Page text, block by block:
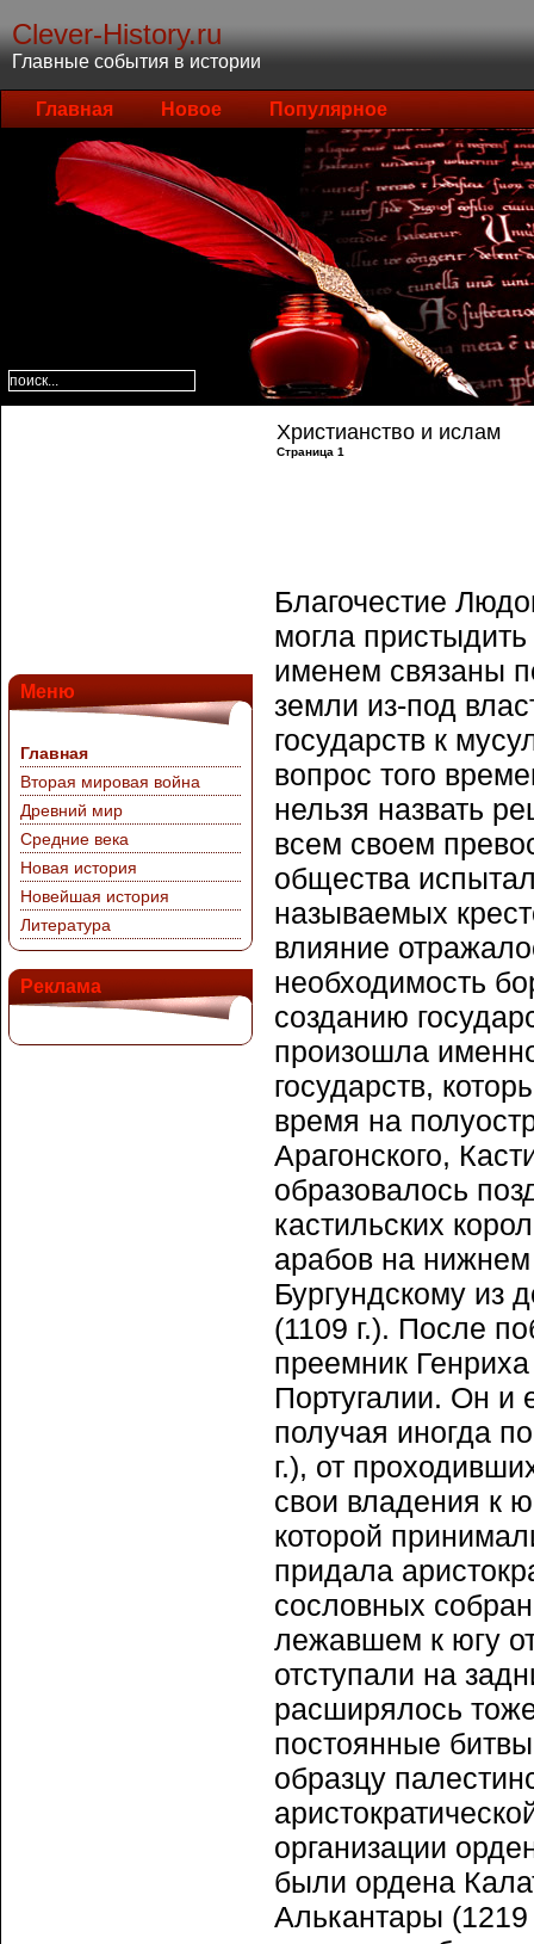
Clever-History.ru
Главные события в истории
Главная Новое Популярное
Меню
Главная
Вторая мировая война
Древний мир
Средние века
Новая история
Новейшая история
Литература
Реклама
Христианство и ислам
Страница 1
Благочестие
могла
именем связаны
земли из-под
государств к
вопрос того
нельзя назвать
всем своем
общества
называемых
влияние
необходимость
созданию
произошла
государств,
время на
Арагонского,
образовалось
кастильских
арабов на
Бургундскому из
(1109 г.). После
преемник
Португалии. Он и
получая иногда
г.), от
свои владения к
которой
придала
сословных
лежавшем к югу
отступали на
расширялось
постоянные
образцу
организации
были ордена
Алькантары (1219